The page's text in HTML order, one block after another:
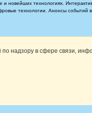
новейших технологиях.
технологии. Анонсы событий
по надзору в сфере связи,